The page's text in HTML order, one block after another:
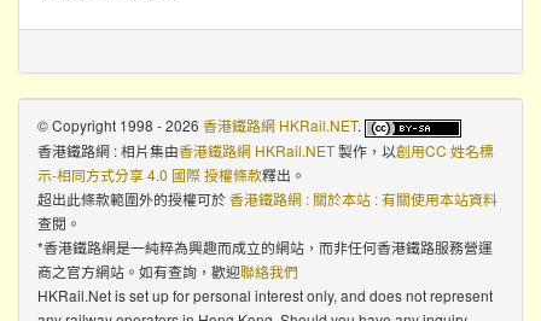
© Copyright 1998 - 2026 香港鐵路網 HKRail.NET.
香港鐵路網 : 相片集由香港鐵路網 HKRail.NET製作，以創用CC 姓名標
示-相同方式分享 4.0 國際 授權條款釋出。
超出此條款範圍外的授權可於香港鐵路網 : 關於本站 : 有關使用本站資料
查閱。
*香港鐵路網是一純粹為興趣而成立的網站，而非任何香港鐵路服務營運
商之官方網站。如有查詢，歡迎聯絡我們
HKRail.Net is set up for personal interest only, and does not represent